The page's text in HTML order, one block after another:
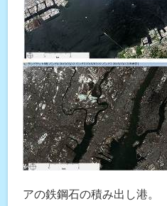
アの鉄鋼石の積み出し港。